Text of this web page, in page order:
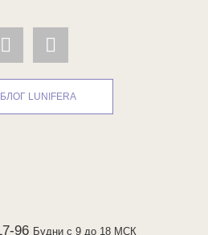
БЛОГ LUNIFERA
96 Будни с 9 до 18 МСК